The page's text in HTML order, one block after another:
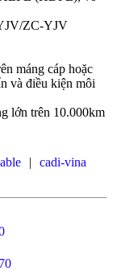
ZC-YJV
máng cáp hoặc
và điều kiện môi
lớn trên 10.000km
| cadi-vina